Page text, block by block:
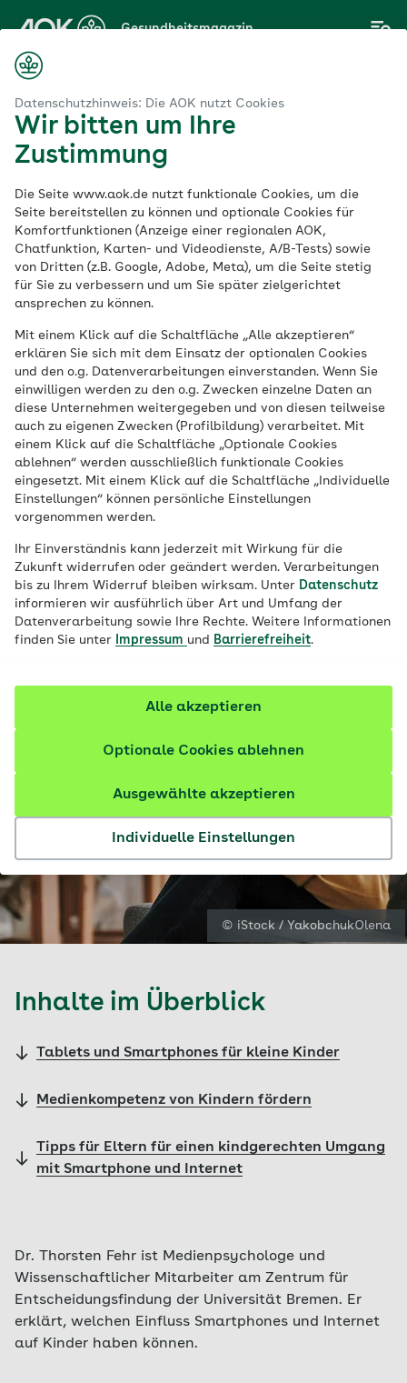
Datenschutzhinweis: Die AOK nutzt Cookies
Wir bitten um Ihre
Zustimmung
Die Seite www.aok.de nutzt funktionale Cookies, um die
Seite bereitstellen zu können und optionale Cookies für
Komfortfunktionen (Anzeige einer regionalen AOK,
Chatfunktion, Karten- und Videodienste, A/B-Tests) sowie
von Dritten (z.B. Google, Adobe, Meta), um die Seite stetig
für Sie zu verbessern und um Sie später zielgerichtet
ansprechen zu können.
Mit einem Klick auf die Schaltfläche „Alle akzeptieren“
erklären Sie sich mit dem Einsatz der optionalen Cookies
und den o.g. Datenverarbeitungen einverstanden. Wenn Sie
einwilligen werden zu den o.g. Zwecken einzelne Daten an
diese Unternehmen weitergegeben und von diesen teilweise
auch zu eigenen Zwecken (Profilbildung) verarbeitet. Mit
einem Klick auf die Schaltfläche „Optionale Cookies
ablehnen“ werden ausschließlich funktionale Cookies
eingesetzt. Mit einem Klick auf die Schaltfläche „Individuelle
Einstellungen“ können persönliche Einstellungen
vorgenommen werden.
Ihr Einverständnis kann jederzeit mit Wirkung für die
Zukunft widerrufen oder geändert werden. Verarbeitungen
bis zu Ihrem Widerruf bleiben wirksam. Unter Datenschutz
informieren wir ausführlich über Art und Umfang der
Datenverarbeitung sowie Ihre Rechte. Weitere Informationen
finden Sie unter
Impressum und Barrierefreiheit.
Individuelle Einstellungen
Ausgewählte akzeptieren
Optionale Cookies ablehnen
Alle akzeptieren
Hauptinhalt
springen
Gesundheitsmagazin
Wie viel Smartphone
und Internet verträgt
das kindliche Gehirn?
Veröffentlicht am:
19.08.2020 aktualisiert am 16.05.2023
3 Minuten Lesedauer
Kinder kommen heute immer früher mit
Medien in Kontakt. Was können Eltern tun,
um sie zu schützen? Wie viel Kontrolle
sollte sein? Ein Interview mit dem
Medienpsychologen Dr. Thorsten Fehr von
der Universität Bremen.
© iStock / YakobchukOlena
Inhalte im Überblick
Tablets und Smartphones für kleine Kinder
Medienkompetenz von Kindern fördern
Tipps für Eltern für einen kindgerechten Umgang
mit Smartphone und Internet
Dr. Thorsten Fehr ist Medienpsychologe und
Wissenschaftlicher Mitarbeiter am Zentrum für
Entscheidungsfindung der Universität Bremen. Er
erklärt, welchen Einfluss Smartphones und Internet
auf Kinder haben können.